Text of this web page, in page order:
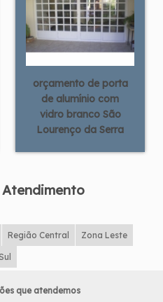
orçamento de porta
de alumínio com
vidro branco São
Lourenço da Serra
Atendimento
Região Central Zona Leste
que atendemos